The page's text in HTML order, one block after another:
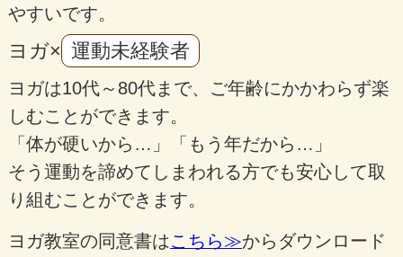
やすいです。
ヨガ× 運動未経験者
ヨガは10代～80代まで、ご年齢にかかわらず楽
しむことができます。
「体が硬いから…」「もう年だから…」
そう運動を諦めてしまわれる方でも安心して取
り組むことができます。
ヨガ教室の同意書はこちら≫からダウンロード